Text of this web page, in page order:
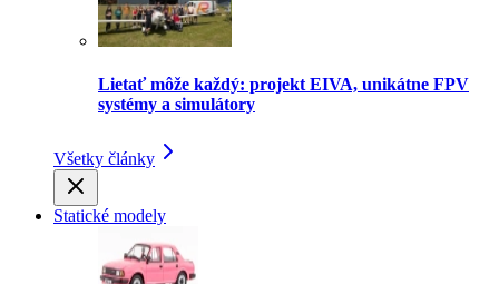
Lietať môže každý: projekt EIVA, unikátne FPV
systémy a simulátory
Všetky články
Statické modely